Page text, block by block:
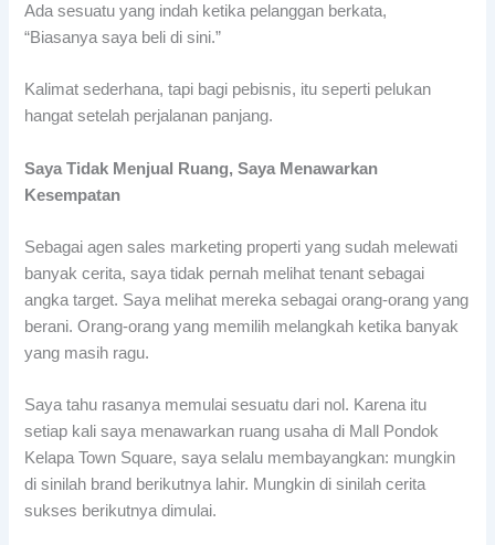
Ada sesuatu yang indah ketika pelanggan berkata,
“Biasanya saya beli di sini.”
Kalimat sederhana, tapi bagi pebisnis, itu seperti pelukan
hangat setelah perjalanan panjang.
Saya Tidak Menjual Ruang, Saya Menawarkan
Kesempatan
Sebagai agen sales marketing properti yang sudah melewati
banyak cerita, saya tidak pernah melihat tenant sebagai
angka target. Saya melihat mereka sebagai orang-orang yang
berani. Orang-orang yang memilih melangkah ketika banyak
yang masih ragu.
Saya tahu rasanya memulai sesuatu dari nol. Karena itu
setiap kali saya menawarkan ruang usaha di Mall Pondok
Kelapa Town Square, saya selalu membayangkan: mungkin
di sinilah brand berikutnya lahir. Mungkin di sinilah cerita
sukses berikutnya dimulai.